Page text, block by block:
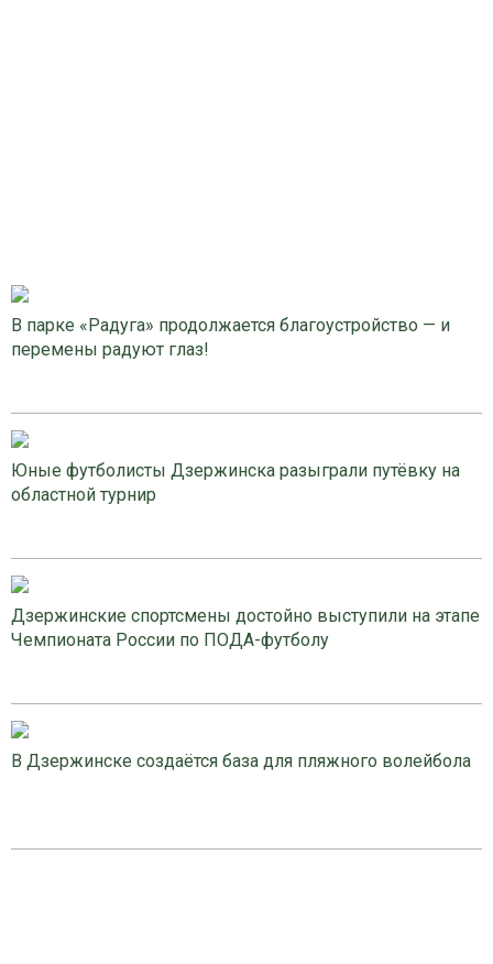
В парке «Радуга» продолжается благоустройство — и
перемены радуют глаз!
Юные футболисты Дзержинска разыграли путёвку на
областной турнир
Дзержинские спортсмены достойно выступили на этапе
Чемпионата России по ПОДА-футболу
В Дзержинске создаётся база для пляжного волейбола